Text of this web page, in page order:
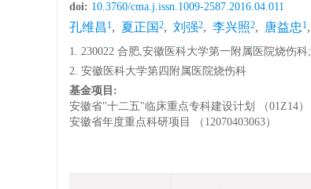
doi: 10.3760/cma.j.issn.1009-2587.2016.04.011
孔维昌 1, 夏正国2, 刘强2, 李兴照2, 唐益忠1,
1. 230022 合肥,安徽医科大学第一附属医院烧伤科;
2. 安徽医科大学第四附属医院烧伤科
基金项目:
安徽省"十二五"临床重点专科建设计划 （01Z14）
安徽省年度重点科研项目 （12070403063）